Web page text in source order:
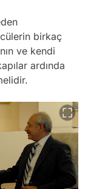
birkaç
ve kendi
ardında